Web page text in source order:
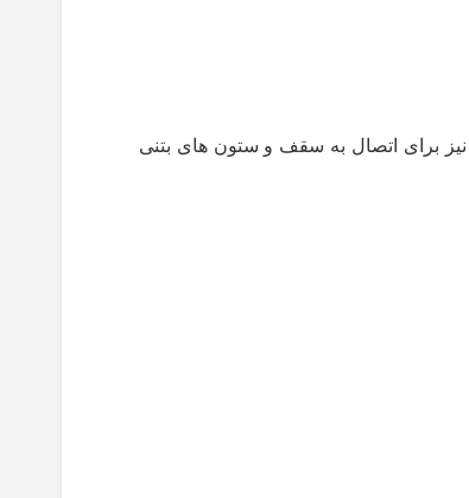
برای اتصال به سقف و ستون های بتنی